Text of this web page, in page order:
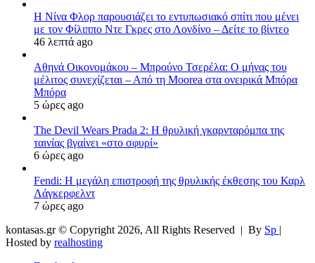
Η Νίνα Φλορ παρουσιάζει το εντυπωσιακό σπίτι που μένει
με τον Φίλιππο Ντε Γκρες στο Λονδίνο – Δείτε το βίντεο
46 λεπτά ago
Αθηνά Οικονομάκου – Μπρούνο Τσερέλα: Ο μήνας του
μέλιτος συνεχίζεται – Από τη Moorea στα ονειρικά Μπόρα
Μπόρα
5 ώρες ago
The Devil Wears Prada 2: Η θρυλική γκαρνταρόμπα της
ταινίας βγαίνει «στο σφυρί»
6 ώρες ago
Fendi: Η μεγάλη επιστροφή της θρυλικής έκθεσης του Καρλ
Λάγκερφελντ
7 ώρες ago
kontasas.gr © Copyright 2026, All Rights Reserved | By Sp |
Hosted by realhosting